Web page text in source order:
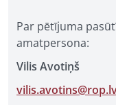
Par pētījuma
amatpersona:
Vilis Avotiņš